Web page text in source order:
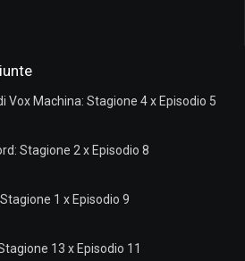
Vox Machina: Stagione 4 x Episodio 5
Stagione 2 x Episodio 8
1 x Episodio 9
13 x Episodio 11